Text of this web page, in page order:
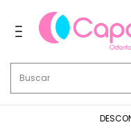
DESCONTOS